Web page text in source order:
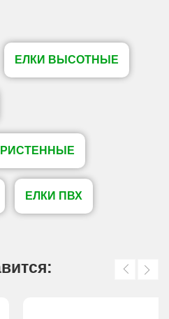
ЕЛКИ ВЫСОТНЫЕ
ЕЛКИ ПВХ